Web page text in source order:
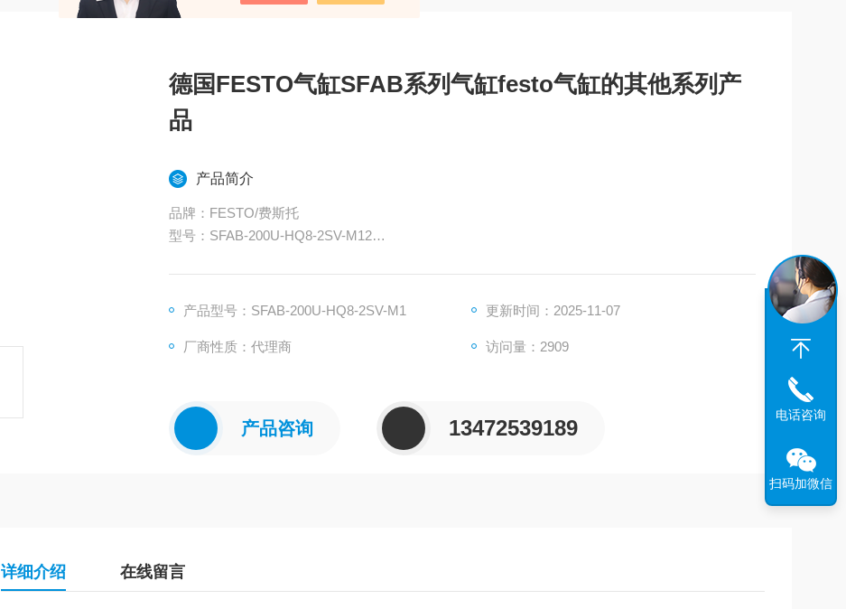
德国FESTO气缸SFAB系列气缸festo气缸的其他系列产
品
产品简介
品牌：FESTO/费斯托
型号：SFAB-200U-HQ8-2SV-M12
气缸数：其他
德国FESTO气缸SFAB系列气缸festo气缸的其他系列产品
产品型号：SFAB-200U-HQ8-2SV-M1 更新时间：2025-11-07
厂商性质：代理商 访问量：2909
产品咨询 13472539189
详细介绍 在线留言
电话咨询
扫码加微信